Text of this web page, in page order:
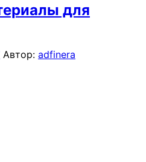
для
Автор: adfinera